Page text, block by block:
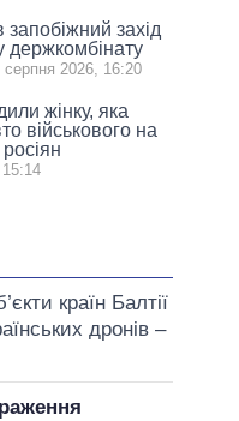
захід
держкомбінату
серпня 2026, 16:20
жінку, яка
військового на
країн Балтії
дронів –